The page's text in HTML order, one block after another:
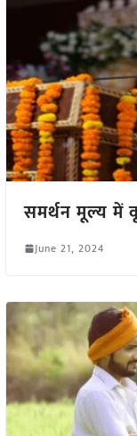
समर्थन मूल्य में
June 21, 2024